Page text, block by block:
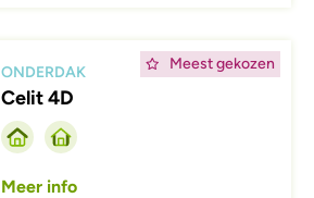
Meest gekozen
ONDERDAK
Celit 4D
Meer info